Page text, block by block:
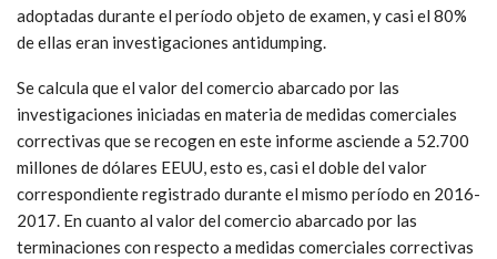
adoptadas durante el período objeto de examen, y casi el 80%
de ellas eran investigaciones antidumping.
Se calcula que el valor del comercio abarcado por las
investigaciones iniciadas en materia de medidas comerciales
correctivas que se recogen en este informe asciende a 52.700
millones de dólares EEUU, esto es, casi el doble del valor
correspondiente registrado durante el mismo período en 2016-
2017. En cuanto al valor del comercio abarcado por las
terminaciones con respecto a medidas comerciales correctivas